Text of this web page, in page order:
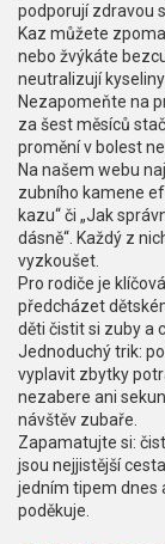
podporují zdravou
Kaz můžete
nebo žvýkáte
neutralizují
Nezapomeňte na
za šest měsíců
promění v bolest
Na našem webu
zubního kamene
kazu“ či „Jak
dásně“. Každý z
vyzkoušet.
Pro rodiče je
předcházet
děti čistit si zuby a
Jednoduchý trik:
vyplavit zbytky
nezabere ani
návštěv zubaře.
Zapamatujte si:
jsou nejjistější
jedním tipem dnes
poděkuje.